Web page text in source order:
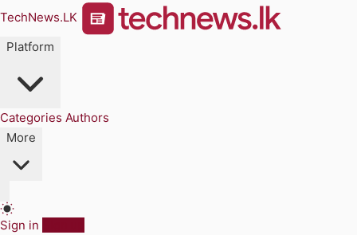
TechNews.LK
Platform
Categories Authors
More
Sign in